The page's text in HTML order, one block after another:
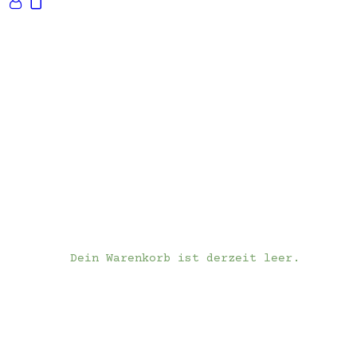
Infos Kontakt ES
Dein Warenkorb ist derzeit leer.